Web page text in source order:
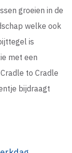
groeien in de
welke ook
is
met een
to Cradle
bijdraagt